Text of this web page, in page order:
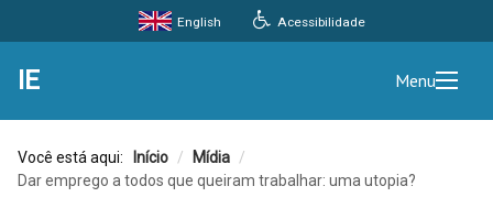
Acessibilidade
English
IE Menu
Você está aqui: Início / Mídia /
Dar emprego a todos que queiram trabalhar: uma utopia?